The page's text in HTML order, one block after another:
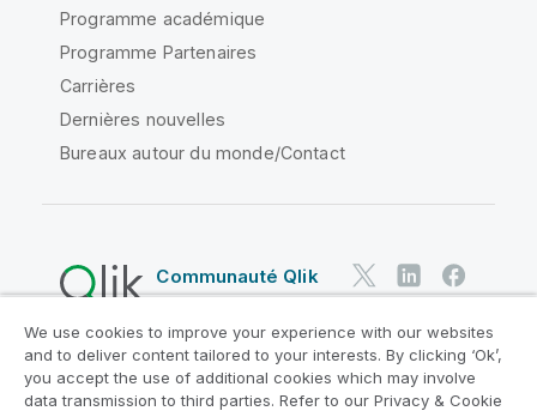
Programme académique
Programme Partenaires
Carrières
Dernières nouvelles
Bureaux autour du monde/Contact
Communauté Qlik
Contrats juridiques
Conditions d'utilisation des produits
Legal Policies
Conditions légales
We use cookies to improve your experience with our websites
and to deliver content tailored to your interests. By clicking ‘Ok’,
you accept the use of additional cookies which may involve
data transmission to third parties. Refer to our Privacy & Cookie